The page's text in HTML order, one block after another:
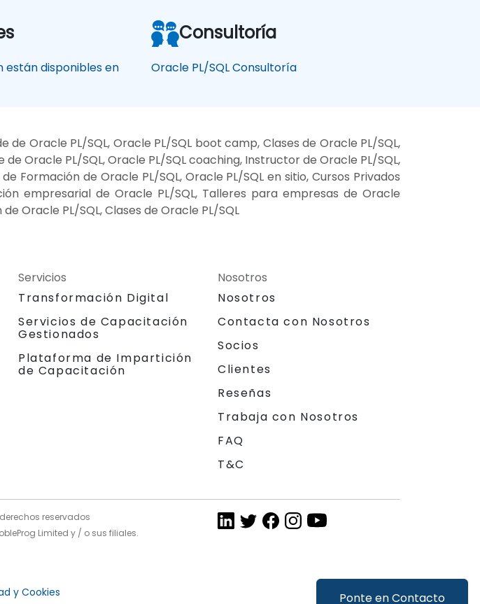
Ponte en Contacto
están disponibles en
Consultoría
Oracle PL/SQL Consultoría
Oracle PL/SQL, Oracle PL/SQL boot camp, Clases de Oracle PL/SQL,
Oracle PL/SQL, Oracle PL/SQL coaching, Instructor de Oracle PL/SQL,
Formación de Oracle PL/SQL, Oracle PL/SQL en sitio, Cursos Privados
empresarial de Oracle PL/SQL, Talleres para empresas de Oracle
Oracle PL/SQL, Clases de Oracle PL/SQL
Servicios
Transformación Digital
Servicios de Capacitación
Gestionados
Plataforma de Impartición
de Capacitación
Nosotros
Nosotros
Contacta con Nosotros
Socios
Clientes
Reseñas
Trabaja con Nosotros
FAQ
T&C
reservados
Limited y / o sus filiales.
y Cookies